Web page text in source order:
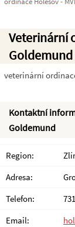
Veterinární
Goldemund
veterinární
Kontaktní
Goldemund
Region:
Adresa:
Telefon:
Email: